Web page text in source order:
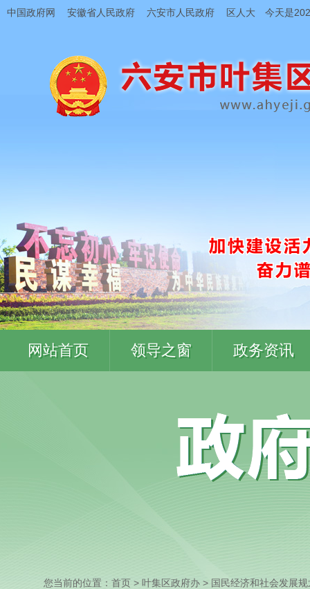
中国政府网 安徽省人民政府 六安市人民政府 区人大 今天是
网站首页 领导之窗 政务资讯
您当前的位置： 首页> 叶集区政府办 > 国民经济和社会发展规